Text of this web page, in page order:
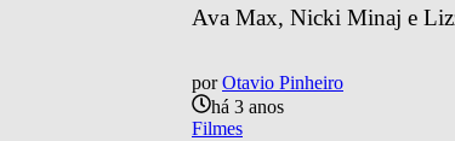
Ava Max, Nicki Minaj e
por Otavio Pinheiro
há 3 anos
Filmes